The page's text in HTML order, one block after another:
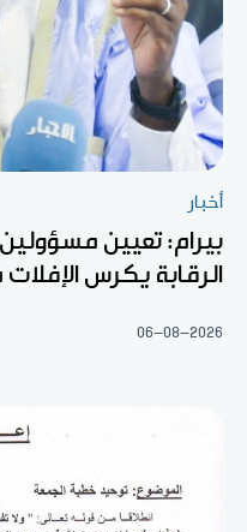
أخبار
بيرام: تعيين
الرقابة يكرس
06-08-2026